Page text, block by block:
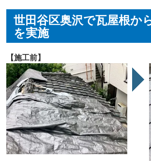
世田谷区奥沢で瓦屋根か
を実施
【施工前】